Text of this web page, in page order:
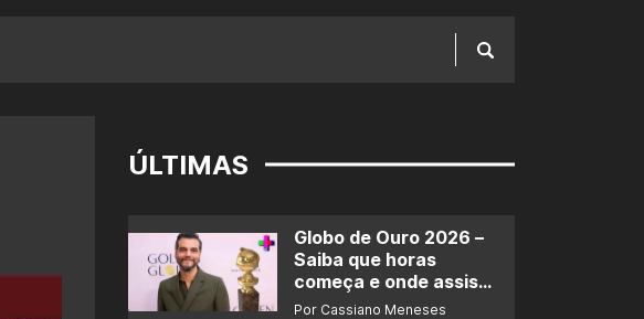
ÚLTIMAS
Globo de Ouro 2026 –
Saiba que horas
começa e onde assistir
ao prêmio
Por Cassiano Meneses